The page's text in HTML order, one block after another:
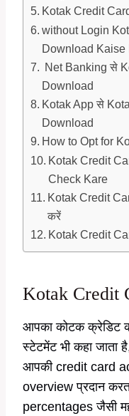
Kotak Credit
without Login
Download Kaise
Net Banking से
Download
Kotak App से
Download
How to Opt for
Kotak Credit
Check Kare
Kotak Credit
करें
Kotak Credit
Kotak Credit
आपका कोटक क्रेडिट
स्टेटमेंट भी कहा जाता
आपकी credit card
overview प्रदान
percentages जैसी